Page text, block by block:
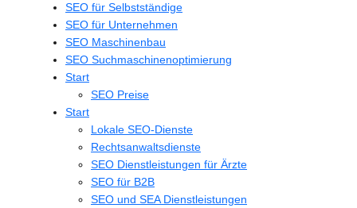
SEO für Selbstständige
SEO für Unternehmen
SEO Maschinenbau
SEO Suchmaschinenoptimierung
Start
SEO Preise
Start
Lokale SEO-Dienste
Rechtsanwaltsdienste
SEO Dienstleistungen für Ärzte
SEO für B2B
SEO und SEA Dienstleistungen